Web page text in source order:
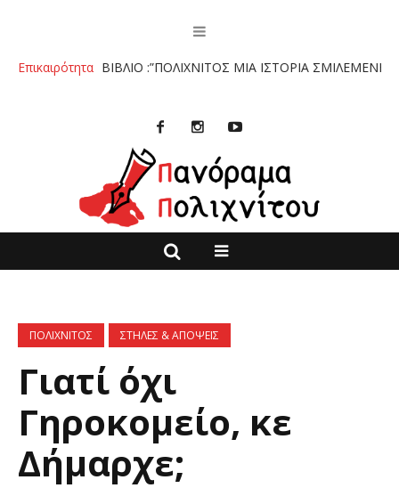
Επικαιρότητα
ΤΟ ΒΙΒΛΙΟ :”ΠΟΛΙΧΝΙΤΟΣ ΜΙΑ ΙΣΤΟΡΙΑ ΣΜΙΛΕΜΕΝΗ ΣΤΗΝ
ΠΟΛΙΧΝΙΤΟΣ ΣΤΗΛΕΣ & ΑΠΟΨΕΙΣ
Γιατί όχι
Γηροκομείο, κε
Δήμαρχε;